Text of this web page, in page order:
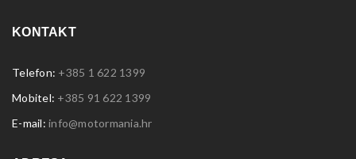
KONTAKT
Telefon: +385 1 622 1399
Mobitel: +385 91 622 1399
E-mail: info@motormania.hr